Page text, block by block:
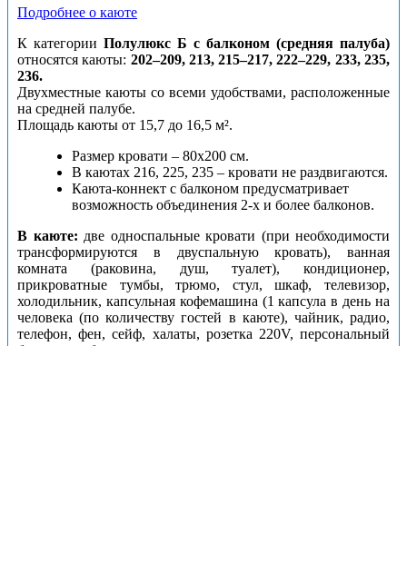
Подробнее о каюте
К категории Полулюкс Б с балконом (средняя палуба)
относятся каюты: 202–209, 213, 215–217, 222–229, 233, 235,
236.
Двухместные каюты со всеми удобствами, расположенные
на средней палубе.
Площадь каюты от 15,7 до 16,5 м².
Размер кровати – 80х200 см.
В каютах 216, 225, 235 – кровати не раздвигаются.
Каюта-коннект с балконом предусматривает
возможность объединения 2-х и более балконов.
В каюте: две односпальные кровати (при необходимости
трансформируются в двуспальную кровать), ванная
комната (раковина, душ, туалет), кондиционер,
прикроватные тумбы, трюмо, стул, шкаф, телевизор,
холодильник, капсульная кофемашина (1 капсула в день на
человека (по количеству гостей в каюте), чайник, радио,
телефон, фен, сейф, халаты, розетка 220V, персональный
балкон с мебелью для отдыха.